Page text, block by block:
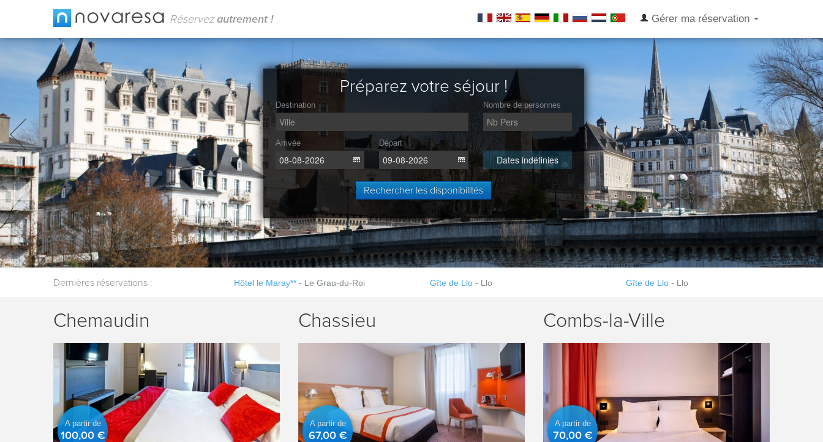
Réservezautrement ! Gérer ma réservation
Préparez votre séjour !
Destination Nombre de personnes
Arrivée Départ
Dates indéfinies
Rechercher les disponibilités
Dernières réservations :
LespinasseHôtel le Maray**-Le Grau-du-Roi Hôtel le Maray** - Le Grau-du-Roi Gîte de Llo - Llo Gîte de Llo - Llo
Chemaudin
A partir de
100,00 €
Chassieu
A partir de
67,00 €
Combs-la-Ville
A partir de
70,00 €